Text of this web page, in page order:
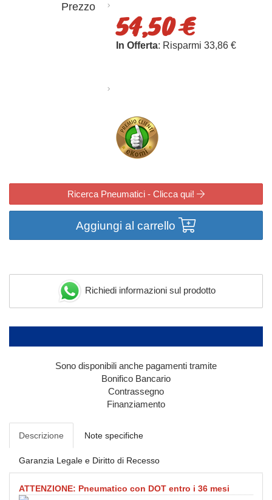
Prezzo
54,50 €
In Offerta: Risparmi 33,86 €
Ricerca Pneumatici - Clicca qui!
Aggiungi al carrello
Richiedi informazioni sul prodotto
Sono disponibili anche pagamenti tramite
Bonifico Bancario
Contrassegno
Finanziamento
Descrizione Note specifiche
Garanzia Legale e Diritto di Recesso
ATTENZIONE: Pneumatico con DOT entro i 36 mesi